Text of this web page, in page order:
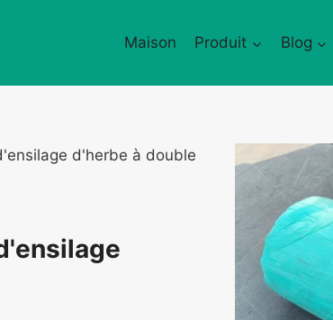
Maison Produit Blog
d'herbe à double